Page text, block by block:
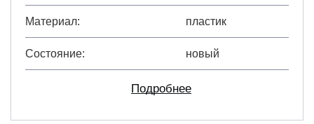
Материал пластик
Состояние новый
Подробнее